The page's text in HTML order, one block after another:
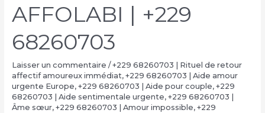
AFFOLABI | +229
68260703
Laisser un commentaire /+229 68260703 | Rituel de retour
affectif amoureux immédiat, +229 68260703 | Aide amour
urgente Europe, +229 68260703 | Aide pour couple, +229
68260703 | Aide sentimentale urgente, +229 68260703 |
Âme sœur, +229 68260703 | Amour impossible, +229